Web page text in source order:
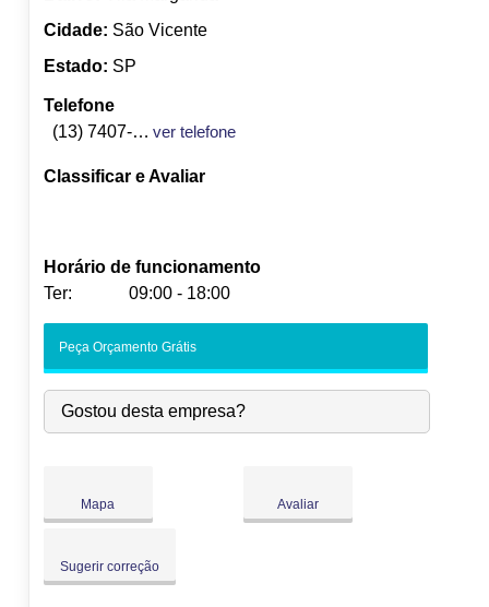
Cidade: São Vicente
Estado: SP
Telefone
(13) 7407-3172
ver telefone
Classificar e Avaliar
Horário de funcionamento
Ter:
09:00 - 18:00
-
Qua:
09:00-18:00
Qui:
09:00-18:00
Peça Orçamento Grátis
Gostou desta empresa?
Mapa Avaliar
Sugerir correção